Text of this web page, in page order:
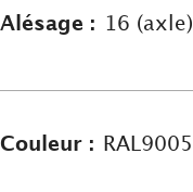
Alésage : 16 (axle)
Couleur : RAL9005